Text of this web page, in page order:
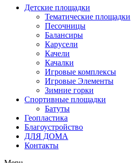
Детские площадки
Тематические площадки
Песочницы
Балансиры
Карусели
Качели
Качалки
Игровые комплексы
Игровые Элементы
Зимние горки
Спортивные площадки
Батуты
Геопластика
Благоустройство
ДЛЯ ДОМА
Контакты